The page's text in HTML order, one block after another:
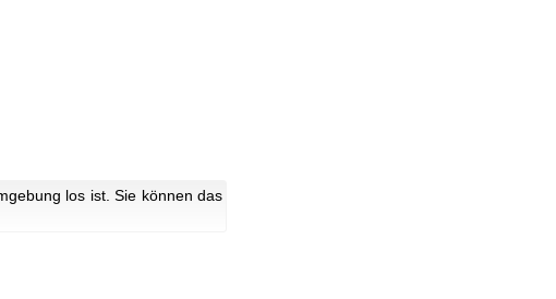
los ist. Sie können das